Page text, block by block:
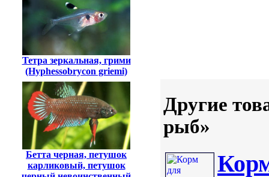
Тетра зеркальная, грими
(Hyphessobrycon griemi)
Бетта черная, петушок
карликовый, петушок
Другие
рыб»